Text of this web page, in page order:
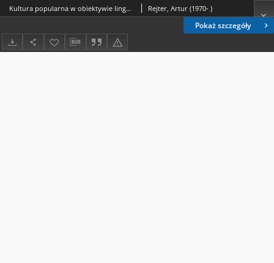
Pokaż szczegóły
Kultura popularna w obiektywie lingwistyki : (wybrane zagadnienia) = Popular culture in linguistic perspective : (selected issues) Rejter, Artur (1970- )